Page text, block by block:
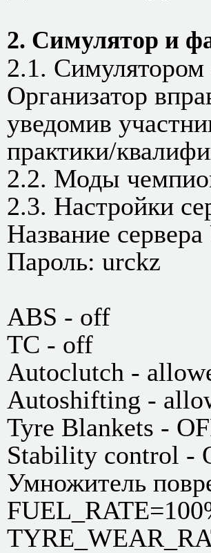
2. Симулятор и
2.1. Симулятором
Организатор
уведомив
практики/
2.2. Моды
2.3. Настройки
Название
Пароль: urckz
ABS - off
TC - off
Аutoclutch -
Autoshifting -
Tyre Blankets -
Stability control -
Умножитель